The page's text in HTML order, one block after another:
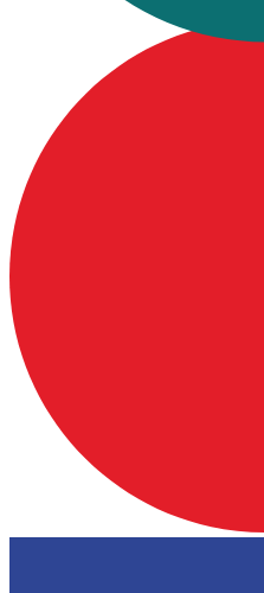
Almanya demiryolu taşımacılığı